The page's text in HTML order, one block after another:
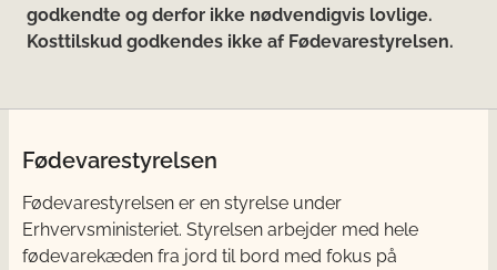
godkendte og derfor ikke nødvendigvis lovlige.
Kosttilskud godkendes ikke af Fødevarestyrelsen.
Fødevarestyrelsen
Fødevarestyrelsen er en styrelse under
Erhvervsministeriet. Styrelsen arbejder med hele
fødevarekæden fra jord til bord med fokus på